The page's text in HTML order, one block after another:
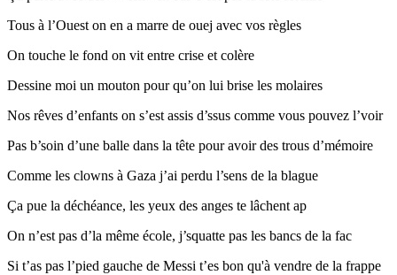
Tous à l’Ouest on en a marre de ouej avec vos règles
On touche le fond on vit entre crise et colère
Dessine moi un mouton pour qu’on lui brise les molaires
Nos rêves d’enfants on s’est assis d’ssus comme vous pouvez l’voir
Pas b’soin d’une balle dans la tête pour avoir des trous d’mémoire
Comme les clowns à Gaza j’ai perdu l’sens de la blague
Ça pue la déchéance, les yeux des anges te lâchent ap
On n’est pas d’la même école, j’squatte pas les bancs de la fac
Si t’as pas l’pied gauche de Messi t’es bon qu'à vendre de la frappe